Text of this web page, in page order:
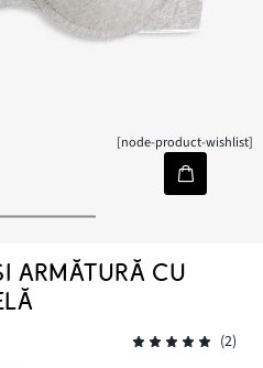
[node-product-wishlist]
ARMĂTURĂ CU
(2)